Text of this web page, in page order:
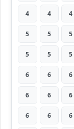
4 4 4
5 5 5
5 5 5
6 6 6
6 6 6
6 6 6